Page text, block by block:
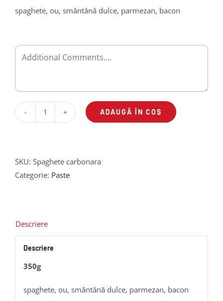
spaghete, ou, smântână dulce, parmezan, bacon
Cantitate
ADAUGĂ ÎN COȘ
SKU: Spaghete carbonara
Categorie: Paste
Descriere
Descriere
350g
spaghete, ou, smântână dulce, parmezan, bacon